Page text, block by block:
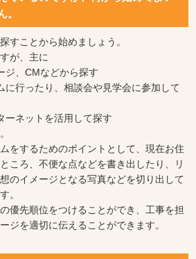
。
すことから始めましょう。
が、主に
ジ、CMなどから探す
に行ったり、相談会や見学会に参加して
ーネットを活用して探す
をするためのポイントとして、現在お住
ころ、不便な点などを書き出したり、リ
のイメージとなる写真などを切り出して
。
優先順位をつけることができ、工事を担
ジを適切に伝えることができます。